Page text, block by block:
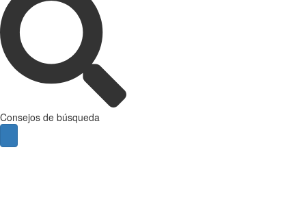
Consejos de búsqueda